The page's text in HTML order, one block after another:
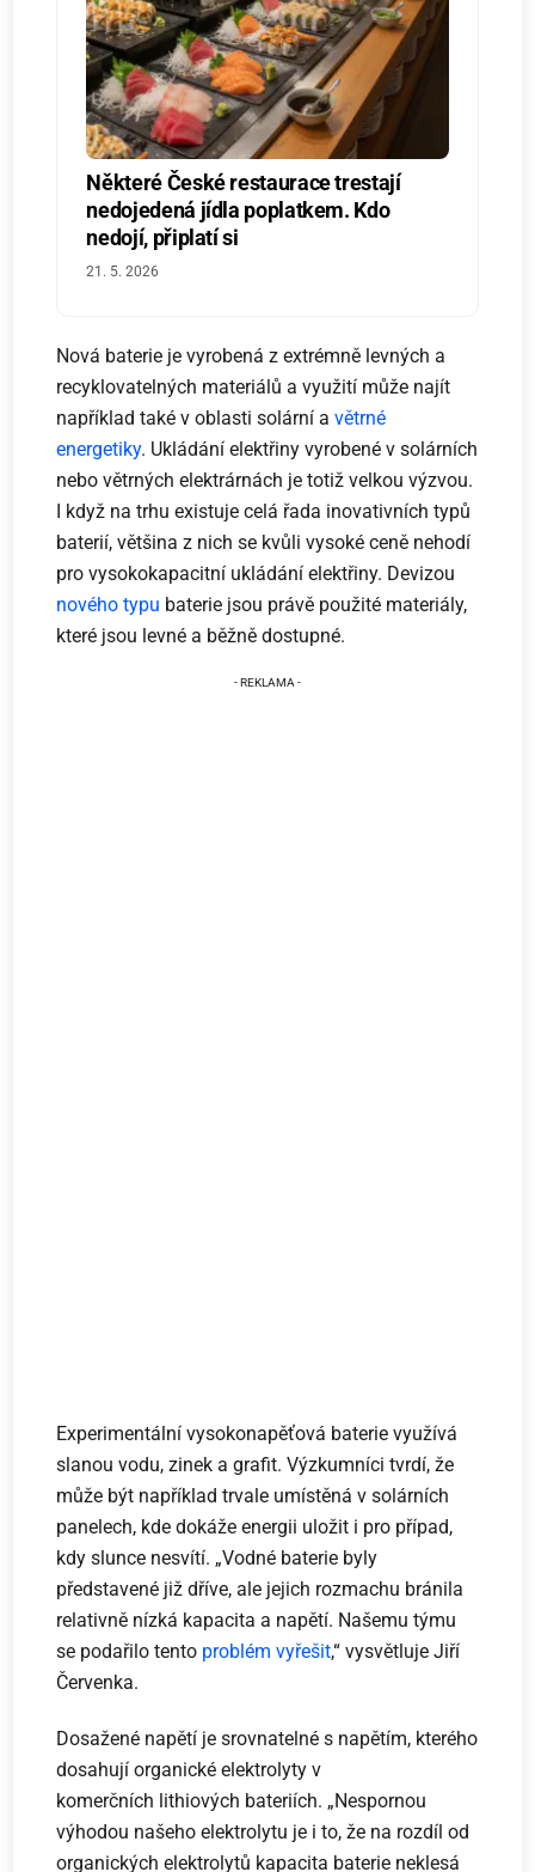
Některé České restaurace trestají
nedojedená jídla poplatkem. Kdo
nedojí, připlatí si
21. 5. 2026
Nová baterie je vyrobená z extrémně levných a
recyklovatelných materiálů a využití může najít
například také v oblasti solární avětrné
energetiky. Ukládání elektřiny vyrobené v solárních
nebo větrných elektrárnách je totiž velkou výzvou.
I když na trhu existuje celá řada inovativních typů
baterií, většina z nich se kvůli vysoké ceně nehodí
pro vysokokapacitní ukládání elektřiny. Devizou
nového typu baterie jsou právě použité materiály,
které jsou levné a běžně dostupné.
Experimentální vysokonapěťová baterie využívá
slanou vodu, zinek a grafit. Výzkumníci tvrdí, že
může být například trvale umístěná v solárních
panelech, kde dokáže energii uložit i pro případ,
kdy slunce nesvítí. „Vodné baterie byly
představené již dříve, ale jejich rozmachu bránila
relativně nízká kapacita a napětí. Našemu týmu
se podařilo tento problém vyřešit,“ vysvětluje Jiří
Červenka.
Dosažené napětí je srovnatelné s napětím, kterého
dosahují organické elektrolyty v
komerčních lithiových bateriích. „Nespornou
výhodou našeho elektrolytu je i to, že na rozdíl od
organických elektrolytů kapacita baterie neklesá